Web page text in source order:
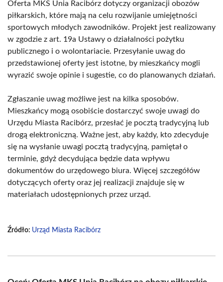
Oferta MKS Unia Racibórz dotyczy organizacji obozów
piłkarskich, które mają na celu rozwijanie umiejętności
sportowych młodych zawodników. Projekt jest realizowany
w zgodzie z art. 19a Ustawy o działalności pożytku
publicznego i o wolontariacie. Przesyłanie uwag do
przedstawionej oferty jest istotne, by mieszkańcy mogli
wyrazić swoje opinie i sugestie, co do planowanych działań.
Zgłaszanie uwag możliwe jest na kilka sposobów.
Mieszkańcy mogą osobiście dostarczyć swoje uwagi do
Urzędu Miasta Racibórz, przesłać je pocztą tradycyjną lub
drogą elektroniczną. Ważne jest, aby każdy, kto zdecyduje
się na wysłanie uwagi pocztą tradycyjną, pamiętał o
terminie, gdyż decydująca będzie data wpływu
dokumentów do urzędowego biura. Więcej szczegółów
dotyczących oferty oraz jej realizacji znajduje się w
materiałach udostępnionych przez urząd.
Źródło: Urząd Miasta Racibórz